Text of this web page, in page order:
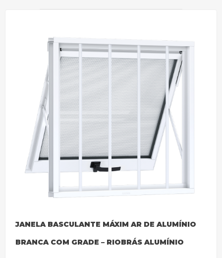
JANELA BASCULANTE MÁXIM AR DE ALUMÍNIO
BRANCA COM GRADE – RIOBRÁS ALUMÍNIO